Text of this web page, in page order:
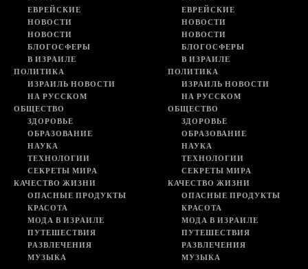
ЕВРЕЙСКИЕ
НОВОСТИ
НОВОСТИ
БЛОГОСФЕРЫ
В ИЗРАИЛЕ
ПОЛИТИКА
ИЗРАИЛЬ НОВОСТИ
НА РУССКОМ
ОБЩЕСТВО
ЗДОРОВЬЕ
ОБРАЗОВАНИЕ
НАУКА
ТЕХНОЛОГИИ
СЕКРЕТЫ МИРА
КАЧЕСТВО ЖИЗНИ
ОПАСНЫЕ ПРОДУКТЫ
КРАСОТА
МОДА В ИЗРАИЛЕ
ПУТЕШЕСТВИЯ
РАЗВЛЕЧЕНИЯ
МУЗЫКА
ЕВРЕЙСКИЕ
НОВОСТИ
НОВОСТИ
БЛОГОСФЕРЫ
В ИЗРАИЛЕ
ПОЛИТИКА
ИЗРАИЛЬ НОВОСТИ
НА РУССКОМ
ОБЩЕСТВО
ЗДОРОВЬЕ
ОБРАЗОВАНИЕ
НАУКА
ТЕХНОЛОГИИ
СЕКРЕТЫ МИРА
КАЧЕСТВО ЖИЗНИ
ОПАСНЫЕ ПРОДУКТЫ
КРАСОТА
МОДА В ИЗРАИЛЕ
ПУТЕШЕСТВИЯ
РАЗВЛЕЧЕНИЯ
МУЗЫКА